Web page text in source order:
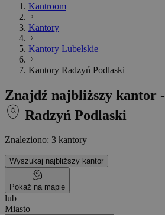
Kantroom
Kantory
Kantory Lubelskie
Kantory Radzyń Podlaski
Znajdź najbliższy kantor -
Radzyń Podlaski
Znaleziono: 3 kantory
Wyszukaj najbliższy kantor
Pokaż na mapie
lub
Miasto